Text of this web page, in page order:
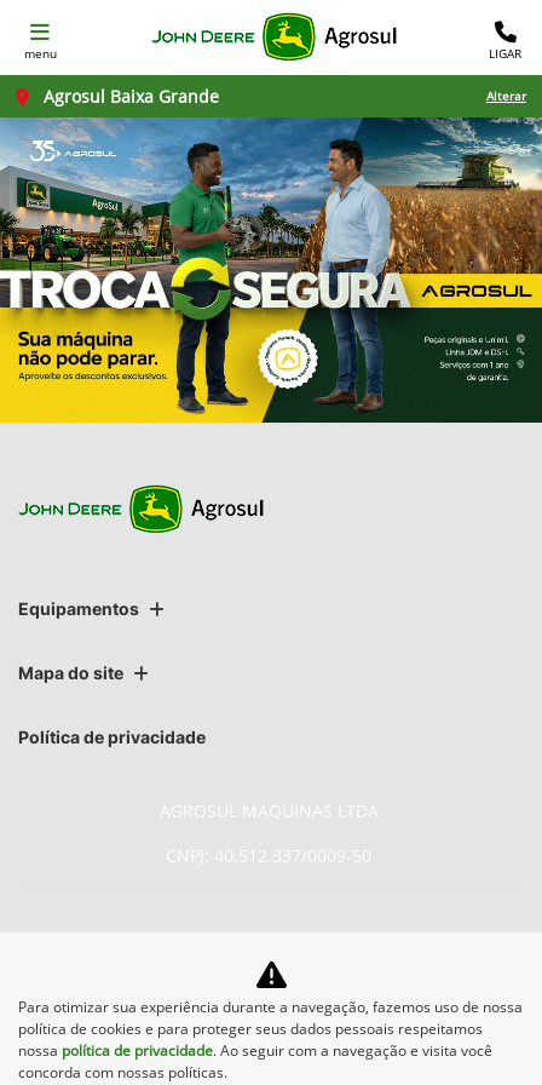
menu LIGAR
Agrosul Baixa Grande Alterar
Equipamentos
Mapa do site
Política de privacidade
AGROSUL MAQUINAS LTDA
CNPJ: 40.512.337/0009-50
No trânsito, enxergar o outro
salva vidas.
Para otimizar sua experiência durante a navegação, fazemos uso de nossa
política de cookies e para proteger seus dados pessoais respeitamos
nossa política de privacidade. Ao seguir com a navegação e visita você
concorda com nossas políticas.